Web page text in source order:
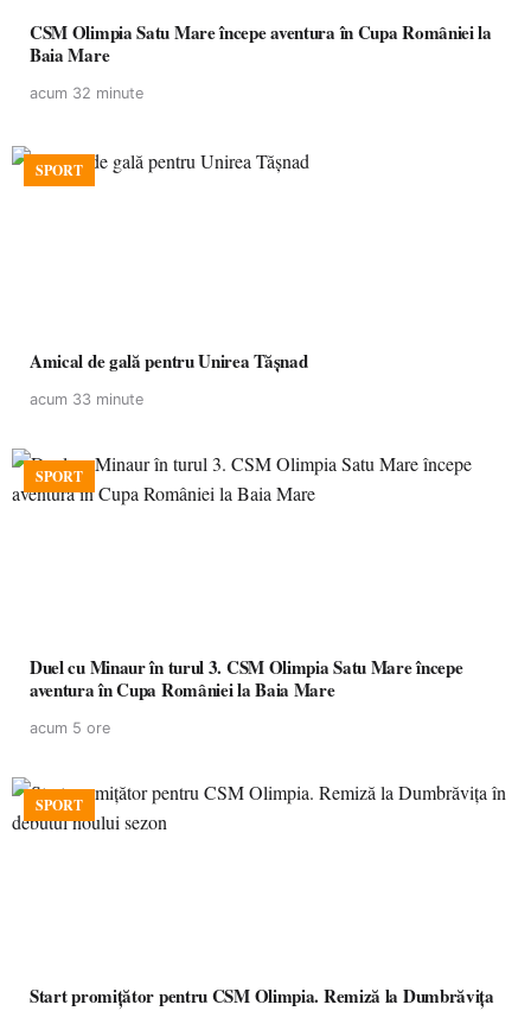
CSM Olimpia Satu Mare începe aventura în Cupa României la
Baia Mare
acum 32 minute
SPORT
Amical de gală pentru Unirea Tășnad
acum 33 minute
SPORT
Duel cu Minaur în turul 3. CSM Olimpia Satu Mare începe
aventura în Cupa României la Baia Mare
acum 5 ore
SPORT
Start promițător pentru CSM Olimpia. Remiză la Dumbrăvița